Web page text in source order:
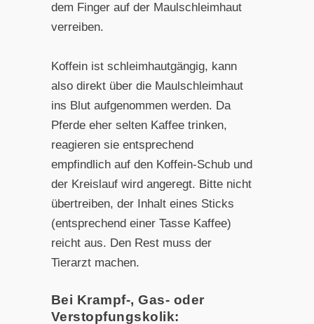
dem Finger auf der Maulschleimhaut
verreiben.
Koffein ist schleimhautgängig, kann
also direkt über die Maulschleimhaut
ins Blut aufgenommen werden. Da
Pferde eher selten Kaffee trinken,
reagieren sie entsprechend
empfindlich auf den Koffein-Schub und
der Kreislauf wird angeregt. Bitte nicht
übertreiben, der Inhalt eines Sticks
(entsprechend einer Tasse Kaffee)
reicht aus. Den Rest muss der
Tierarzt machen.
Bei Krampf-, Gas- oder
Verstopfungskolik: